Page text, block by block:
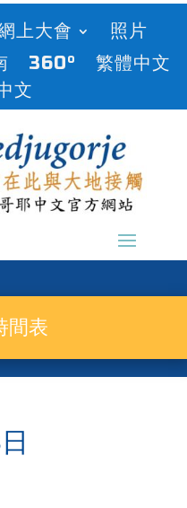
上大會
照片
360°
繁體中文
文
間表